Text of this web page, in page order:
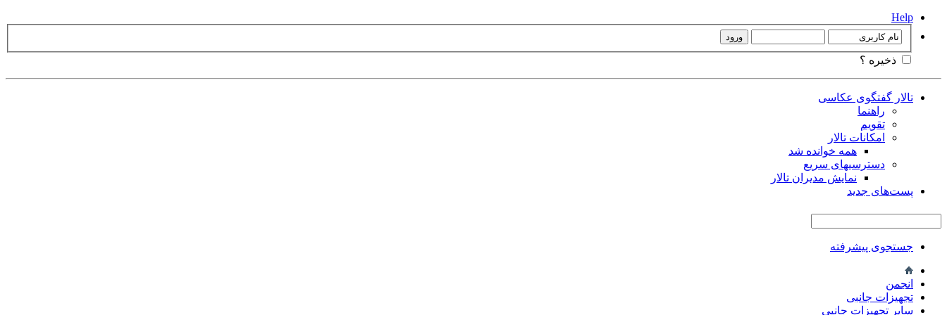
Help
ذخیره ؟
تالار گفتگوی عکاسی
راهنما
تقویم
امکانات تالار
همه خوانده شد
دسترسیهای سریع
نمایش مدیران تالار
پست‌های جدید
جستجوی پیشرفته
انجمن
تجهيزات جانبی
سایر تجهیزات جانبی